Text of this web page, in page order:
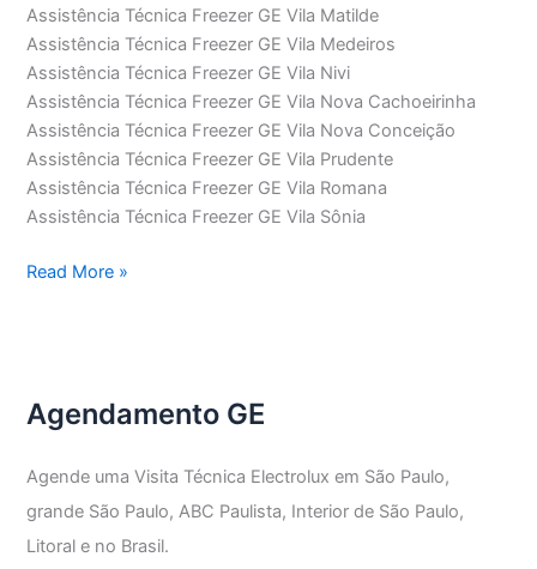
Assistência Técnica Freezer GE Vila Matilde
Assistência Técnica Freezer GE Vila Medeiros
Assistência Técnica Freezer GE Vila Nivi
Assistência Técnica Freezer GE Vila Nova Cachoeirinha
Assistência Técnica Freezer GE Vila Nova Conceição
Assistência Técnica Freezer GE Vila Prudente
Assistência Técnica Freezer GE Vila Romana
Assistência Técnica Freezer GE Vila Sônia
Assistência
Read More »
Agendamento GE
Agende uma Visita Técnica Electrolux em São Paulo,
grande São Paulo, ABC Paulista, Interior de São Paulo,
Litoral e no Brasil.